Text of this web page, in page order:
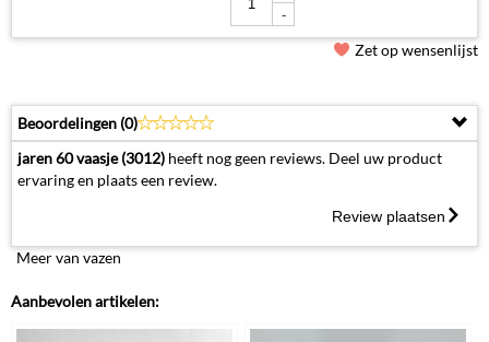
-
Zet op wensenlijst
Beoordelingen (0)
jaren 60 vaasje (3012) heeft nog geen reviews. Deel uw product
ervaring en plaats een review.
Review plaatsen
Meer van vazen
Aanbevolen artikelen: